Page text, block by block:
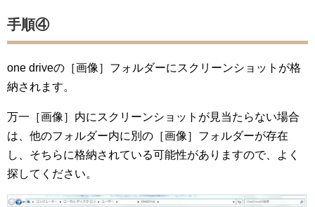
手順④
one driveの［画像］フォルダーにスクリーンショットが格
納されます。
万一［画像］内にスクリーンショットが見当たらない場合
は、他のフォルダー内に別の［画像］フォルダーが存在
し、そちらに格納されている可能性がありますので、よく
探してください。